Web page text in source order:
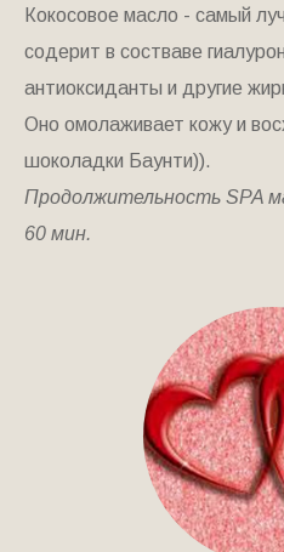
Кокосовое масло - самый
содерит в состваве
антиоксиданты и другие
Оно омолаживает кожу и
шоколадки Баунти)).
Продолжительность SPA
60 мин.